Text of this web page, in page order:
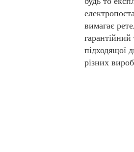
вимагає
підходящої
різних